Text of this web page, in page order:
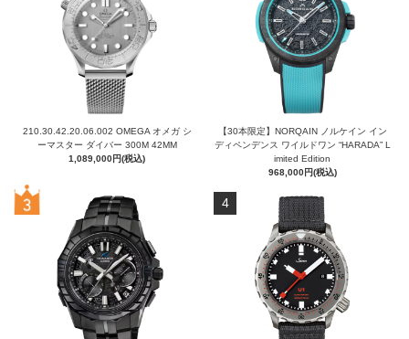
210.30.42.20.06.002 OMEGA オメガ シ
ーマスター ダイバー 300M 42MM
1,089,000円(税込)
【30本限定】NORQAIN ノルケイン イン
ディペンデンス ワイルドワン “HARADA” L
imited Edition
968,000円(税込)
4